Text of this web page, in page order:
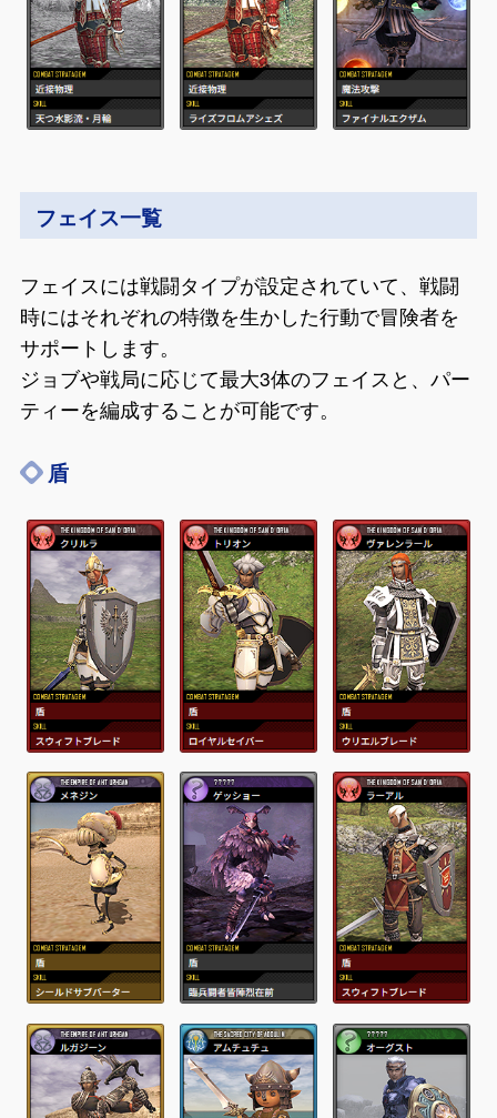
フェイス一覧
フェイスには戦闘タイプが設定されていて、戦闘
時にはそれぞれの特徴を生かした行動で冒険者を
サポートします。
ジョブや戦局に応じて最大3体のフェイスと、パー
ティーを編成することが可能です。
盾